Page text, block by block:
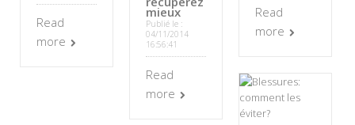
Read
more
mieux
Publié le :
04/11/2014
16:56:41
Read
more
Read
more